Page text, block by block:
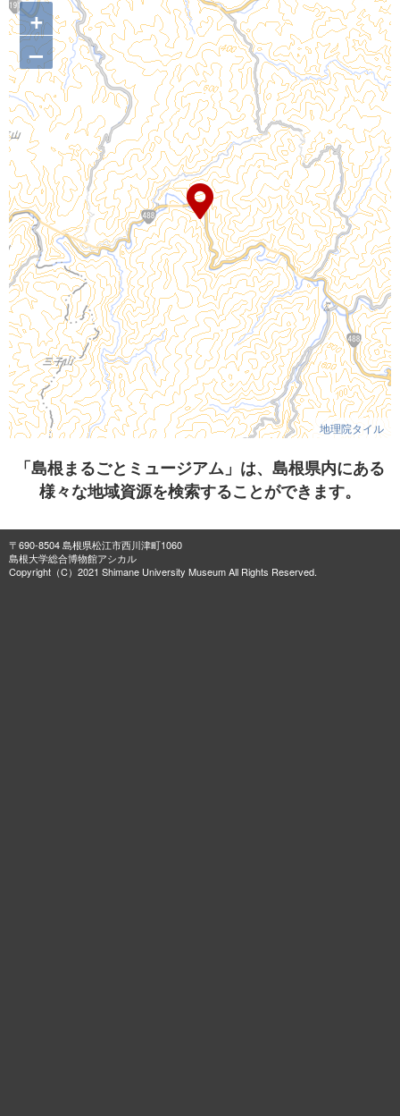
+
–
地理院タイル
「島根まるごとミュージアム」は、島根県内にある
様々な地域資源を検索することができます。
〒690-8504 島根県松江市西川津町1060
島根大学総合博物館アシカル
Copyright（C）2021 Shimane University Museum All Rights Reserved.